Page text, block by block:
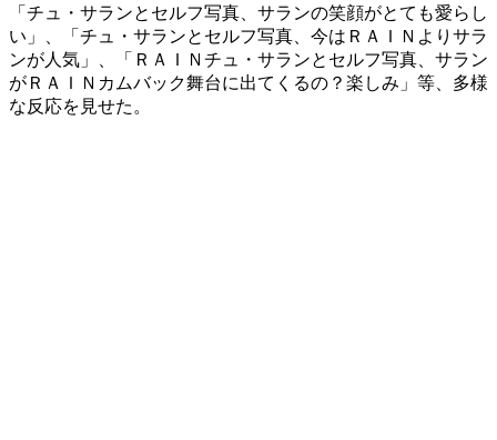
「チュ・サランとセルフ写真、サランの笑顔がとても愛らし
い」、「チュ・サランとセルフ写真、今はＲＡＩＮよりサラ
ンが人気」、「ＲＡＩＮチュ・サランとセルフ写真、サラン
がＲＡＩＮカムバック舞台に出てくるの？楽しみ」等、多様
な反応を見せた。